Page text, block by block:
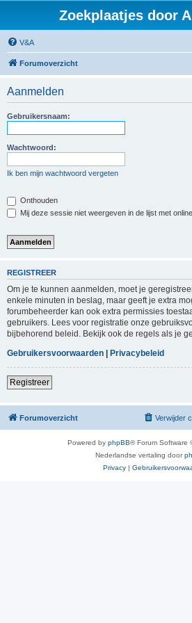
Zoekplaatjes door
V&A
Forumoverzicht
Aanmelden
Gebruikersnaam:
Wachtwoord:
Ik ben mijn wachtwoord vergeten
Onthouden
Mij deze sessie niet weergeven in de lijst met
REGISTREER
Om je te kunnen aanmelden, moet je
enkele minuten in beslag, maar geeft je extra
forumbeheerder kan ook extra permissies
gebruikers. Lees voor registratie onze
bijbehorend beleid. Bekijk ook de regels als je
Gebruikersvoorwaarden | Privacybeleid
Registreer
Forumoverzicht Verwijder
Powered by phpBB® Forum Software
Nederlandse vertaling door
Privacy |